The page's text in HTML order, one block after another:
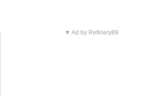
▼ Ad by Refinery89